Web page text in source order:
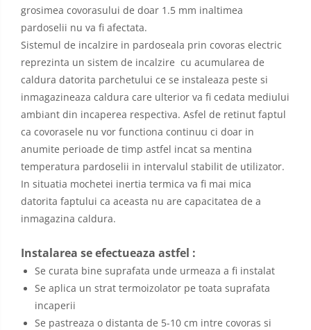
grosimea covorasului de doar 1.5 mm inaltimea
pardoselii nu va fi afectata.
Sistemul de incalzire in pardoseala prin covoras electric
reprezinta un sistem de incalzire cu acumularea de
caldura datorita parchetului ce se instaleaza peste si
inmagazineaza caldura care ulterior va fi cedata mediului
ambiant din incaperea respectiva. Asfel de retinut faptul
ca covorasele nu vor functiona continuu ci doar in
anumite perioade de timp astfel incat sa mentina
temperatura pardoselii in intervalul stabilit de utilizator.
In situatia mochetei inertia termica va fi mai mica
datorita faptului ca aceasta nu are capacitatea de a
inmagazina caldura.
Instalarea se efectueaza astfel :
Se curata bine suprafata unde urmeaza a fi instalat
Se aplica un strat termoizolator pe toata suprafata
incaperii
Se pastreaza o distanta de 5-10 cm intre covoras si